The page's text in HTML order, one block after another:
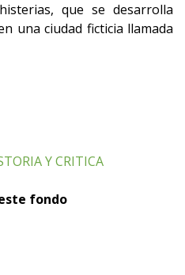
que se desarrolla
una ciudad ficticia llamada
Y CRITICA
fondo